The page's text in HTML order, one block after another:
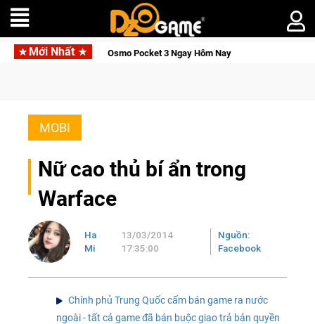
Mới Nhất
Osmo Pocket 3 Ngay Hôm Nay Lineage W – Quyền lực
MOBI
Nữ cao thủ bí ẩn trong
Warface
Ha
Mi
13/03/2014
17:35:00
Nguồn:
Facebook
Chính phủ Trung Quốc cấm bán game ra nước
ngoài - tất cả game đã bán buộc giao trả bản quyền